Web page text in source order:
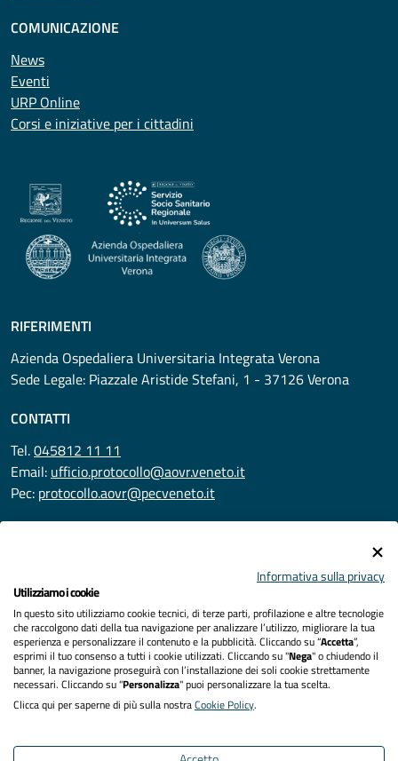
COMUNICAZIONE
News
Eventi
URP Online
Corsi e iniziative per i cittadini
RIFERIMENTI
Azienda Ospedaliera Universitaria Integrata Verona
Sede Legale: Piazzale Aristide Stefani, 1 - 37126 Verona
CONTATTI
Tel.045812 11 11
Email: ufficio.protocollo@aovr.veneto.it
Pec: protocollo.aovr@pecveneto.it
Privacy
Accessibilità
Note legali
Informativa sulla privacy
Utilizziamo i cookie
In questo sito utilizziamo cookie tecnici, di terze parti, profilazione e altre tecnologie
che raccolgono dati della tua navigazione per analizzare l’utilizzo, migliorare la tua
esperienza e personalizzare il contenuto e la pubblicità. Cliccando su “Accetta”,
esprimi il tuo consenso a tutti i cookie utilizzati. Cliccando su "Nega" o chiudendo il
banner, la navigazione proseguirà con l’installazione dei soli cookie strettamente
necessari. Cliccando su "Personalizza" puoi personalizzare la tua scelta.
Clicca qui per saperne di più sulla nostraCookie Policy.